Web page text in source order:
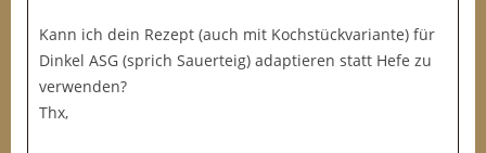
Kann ich dein Rezept (auch mit Kochstückvariante) für
Dinkel ASG (sprich Sauerteig) adaptieren statt Hefe zu
verwenden?
Thx,